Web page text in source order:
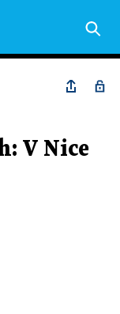
V Nice